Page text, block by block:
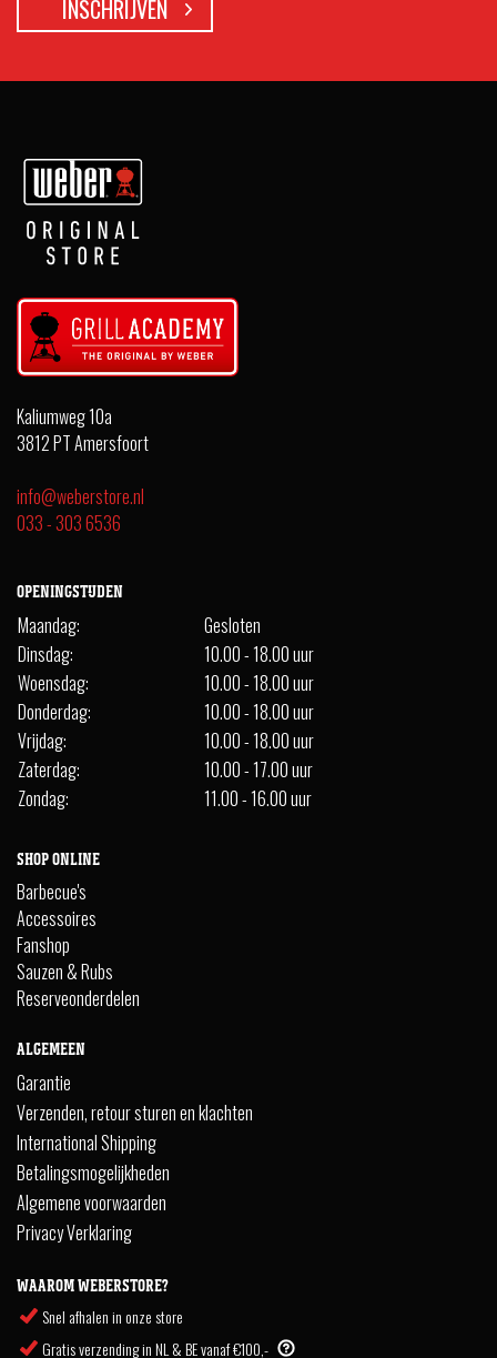
Kaliumweg 10a
3812 PT Amersfoort
info@weberstore.nl
033 - 303 6536
OPENINGSTIJDEN
Maandag:
Gesloten
Dinsdag:
10.00 - 18.00 uur
Woensdag:
10.00 - 18.00 uur
Donderdag:
10.00 - 18.00 uur
Vrijdag:
10.00 - 18.00 uur
Zaterdag:
10.00 - 17.00 uur
Zondag:
11.00 - 16.00 uur
SHOP ONLINE
Barbecue's
Accessoires
Fanshop
Sauzen & Rubs
Reserveonderdelen
ALGEMEEN
Garantie
Verzenden, retour sturen en klachten
International Shipping
Betalingsmogelijkheden
Algemene voorwaarden
Privacy Verklaring
WAAROM WEBERSTORE?
Snel afhalen in onze store
Gratis verzending in NL & BE vanaf €100,-